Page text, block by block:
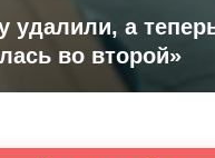
удалили, а
во второй»